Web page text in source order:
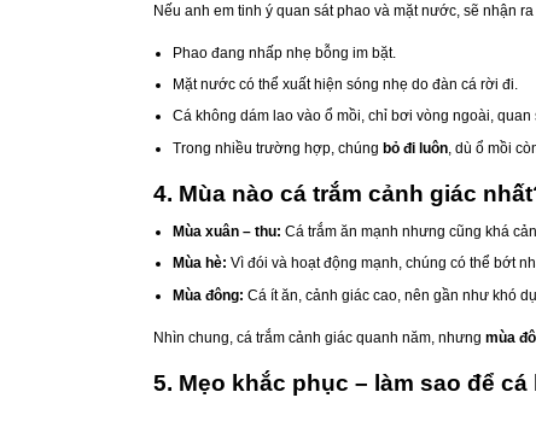
Nếu anh em tinh ý quan sát phao và mặt nước, sẽ nhận
Phao đang nhấp nhẹ bỗng im bặt.
Mặt nước có thể xuất hiện sóng nhẹ do đàn cá rời đi.
Cá không dám lao vào ổ mồi, chỉ bơi vòng ngoài, quan
Trong nhiều trường hợp, chúng bỏ đi luôn, dù ổ mồi
4. Mùa nào cá trắm cảnh giác
Mùa xuân – thu: Cá trắm ăn mạnh nhưng cũng khá
Mùa hè: Vì đói và hoạt động mạnh, chúng có thể bớt
Mùa đông: Cá ít ăn, cảnh giác cao, nên gần như khó
Nhìn chung, cá trắm cảnh giác quanh năm, nhưng mùa
5. Mẹo khắc phục – làm sao để